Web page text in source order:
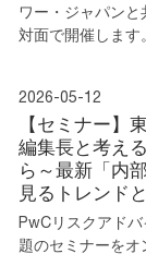
ワー・ジャパン
対面で開催します。
2026-05-12
【セミナー】
編集長と考え
ら～最新「内
見るトレンド
PwCリスクアド
題のセミナーをオ